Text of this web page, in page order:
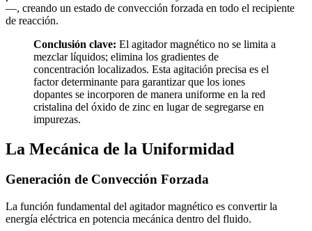
—, creando un estado de convección forzada en todo el recipiente
de reacción.
Conclusión clave: El agitador magnético no se limita a
mezclar líquidos; elimina los gradientes de
concentración localizados. Esta agitación precisa es el
factor determinante para garantizar que los iones
dopantes se incorporen de manera uniforme en la red
cristalina del óxido de zinc en lugar de segregarse en
impurezas.
La Mecánica de la Uniformidad
Generación de Convección Forzada
La función fundamental del agitador magnético es convertir la
energía eléctrica en potencia mecánica dentro del fluido.